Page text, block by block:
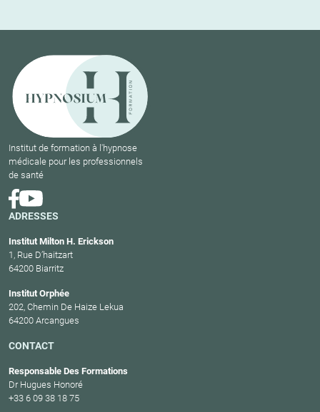
Institut de formation à l'hypnose
médicale pour les professionnels
de santé
ADRESSES
Institut Milton H. Erickson
1, Rue D’haitzart
64200 Biarritz
Institut Orphée
202, Chemin De Haize Lekua
64200 Arcangues
CONTACT
Responsable Des Formations
Dr Hugues Honoré
+33 6 09 38 18 75